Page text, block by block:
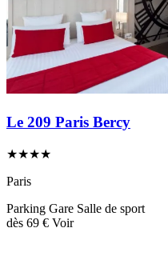
Le 209 Paris Bercy
★★★★
Paris
Parking Gare Salle de sport
dès 69 € Voir